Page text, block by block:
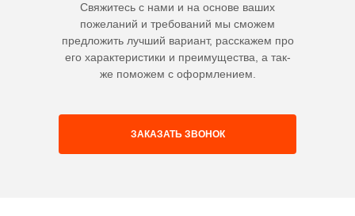
Свяжитесь с нами и на основе ваших
пожеланий и требований мы сможем
предложить лучший вариант, расскажем про
его характеристики и преимущества, а так-
же поможем с оформлением.
ЗАКАЗАТЬ ЗВОНОК